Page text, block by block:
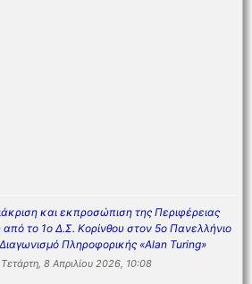
και εκπροσώπιση της Περιφέρειας
το 1ο Δ.Σ. Κορίνθου στον 5ο Πανελλήνιο
Πληροφορικής «Alan Turing»
Τετάρτη, 8 Απριλίου 2026, 10:08